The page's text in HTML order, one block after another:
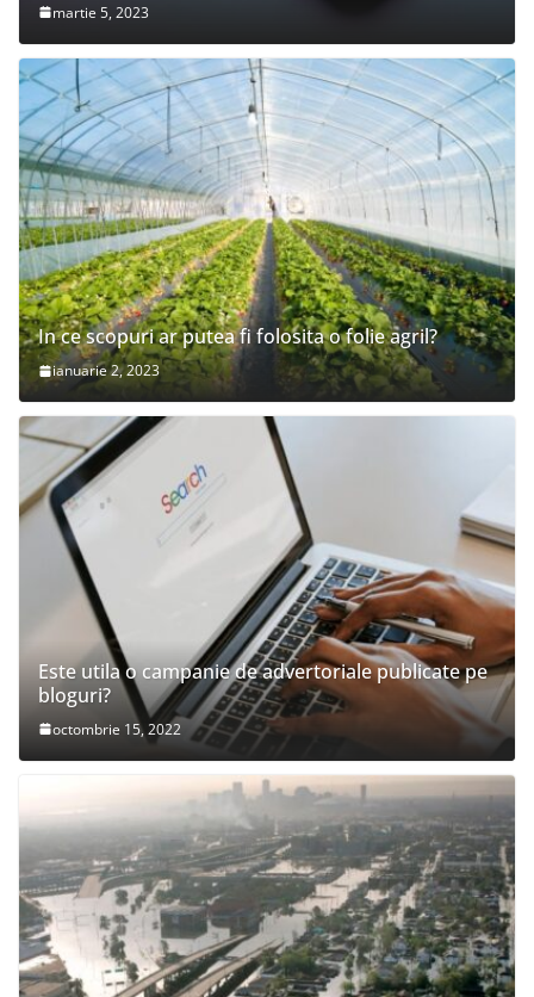
martie 5, 2023
In ce scopuri ar putea fi folosita o folie agril?
ianuarie 2, 2023
Este utila o campanie de advertoriale publicate pe
bloguri?
octombrie 15, 2022